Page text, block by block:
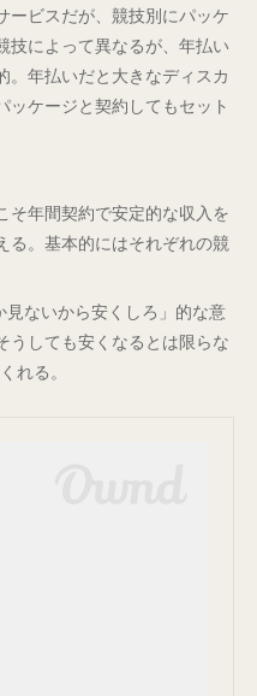
ービスだが、競技別にパッケ
技によって異なるが、年払い
。年払いだと大きなディスカ
ッケージと契約してもセット
そ年間契約で安定的な収入を
る。基本的にはそれぞれの競
ないから安くしろ」的な意
うしても安くなるとは限らな
れる。